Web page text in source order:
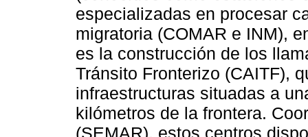
especializadas en procesar
migratoria (COMAR e INM),
es la construcción de los
Tránsito Fronterizo (CAITF),
infraestructuras situadas a
kilómetros de la frontera.
(SEMAR), estos centros